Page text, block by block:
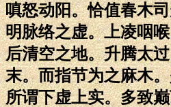
嗔怒动阳。恰值春木
明脉络之虚。上凌咽
后清空之地。升腾太
末。而指节为之麻木
所谓下虚上实。多致